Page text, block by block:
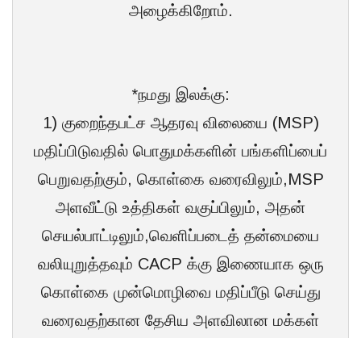
அழைக்கிறோம்.
*நமது இலக்கு:
1) குறைந்தபட்ச ஆதரவு விலையை (MSP)
மதிப்பிடுவதில் பொதுமக்களின் பங்களிப்பைப்
பெறுவதற்கும், கொள்கை வரைவிலும்,MSP
அளவீட்டு உத்திகள் வகுப்பிலும், அதன்
செயல்பாட்டிலும்,வெளிப்படைத் தன்மையை
வலியுறுத்தவும் CACP க்கு இணையாக ஒரு
கொள்கை முன்மொழிவை மதிப்பீடு செய்து
வரைவதற்கான தேசிய அளவிலான மக்கள்